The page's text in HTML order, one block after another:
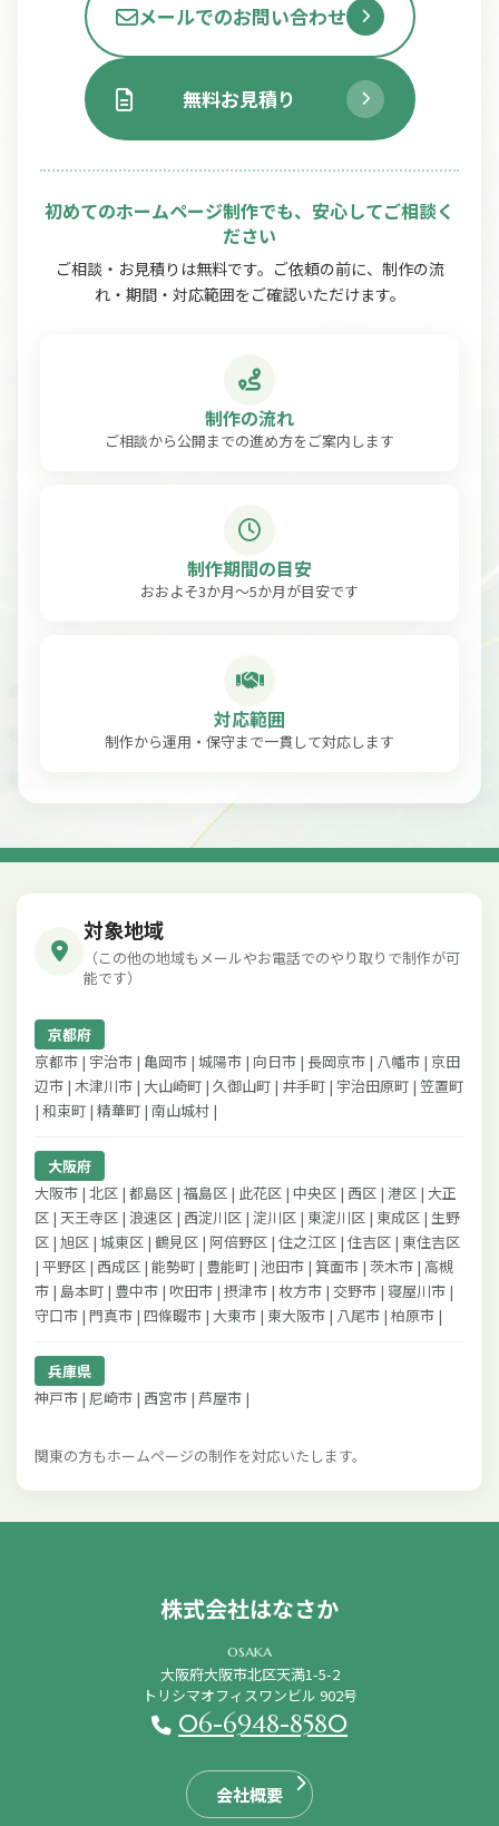
メールでのお問い合わせ
無料お見積り
初めてのホームページ制作でも、安心してご相談く
ださい
ご相談・お見積りは無料です。ご依頼の前に、制作の流
れ・期間・対応範囲をご確認いただけます。
制作の流れ
ご相談から公開までの進め方をご案内します
制作期間の目安
おおよそ3か月〜5か月が目安です
対応範囲
制作から運用・保守まで一貫して対応します
対象地域
（この他の地域もメールやお電話でのやり取りで制作が可
能です）
京都府
京都市 | 宇治市 | 亀岡市 | 城陽市 | 向日市 | 長岡京市 | 八幡市 | 京田
辺市 | 木津川市 | 大山崎町 | 久御山町 | 井手町 | 宇治田原町 | 笠置町
| 和束町 | 精華町 | 南山城村 |
大阪府
大阪市 | 北区 | 都島区 | 福島区 | 此花区 | 中央区 | 西区 | 港区 | 大正
区 | 天王寺区 | 浪速区 | 西淀川区 | 淀川区 | 東淀川区 | 東成区 | 生野
区 | 旭区 | 城東区 | 鶴見区 | 阿倍野区 | 住之江区 | 住吉区 | 東住吉区
| 平野区 | 西成区 | 能勢町 | 豊能町 | 池田市 | 箕面市 | 茨木市 | 高槻
市 | 島本町 | 豊中市 | 吹田市 | 摂津市 | 枚方市 | 交野市 | 寝屋川市 |
守口市 | 門真市 | 四條畷市 | 大東市 | 東大阪市 | 八尾市 | 柏原市 |
兵庫県
神戸市 | 尼崎市 | 西宮市 | 芦屋市 |
関東の方もホームページの制作を対応いたします。
株式会社はなさか
osaka
大阪府大阪市北区天満1-5-2
トリシマオフィスワンビル 902号
06-6948-8580
会社概要